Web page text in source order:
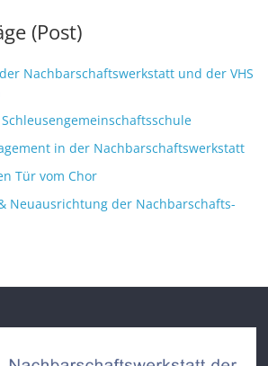
(Post)
Nachbarschaftswerkstatt und der VHS
in der Nachbarschaftswerkstatt
Tür vom Chor
Neuausrichtung der Nachbarschafts-